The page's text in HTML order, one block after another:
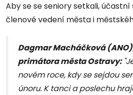
Aby se se seniory setkali,
členové vedení města i
Dagmar Macháčková
primátora města Ostravy:
novém roce, kdy se sejdou
únoru. K tanci a poslechu